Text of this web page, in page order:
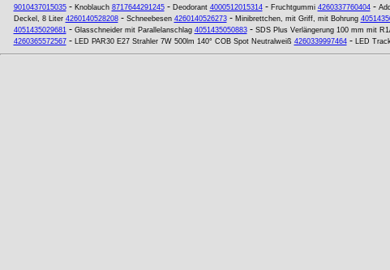
9010437015035- Knoblauch 8717644291245- Deodorant 4000512015314- Fruchtgummi 4260337760404-
Deckel, 8 Liter 4260140528208- Schneebesen 4260140526273- Minibrettchen, mit Griff, mit Bohrung
4051435029681- Glasschneider mit Parallelanschlag 4051435050883- SDS Plus Verlängerung 100 mm mit
4260365572567- LED PAR30 E27 Strahler 7W 500lm 140° COB Spot Neutralweiß 4260339997464- LED